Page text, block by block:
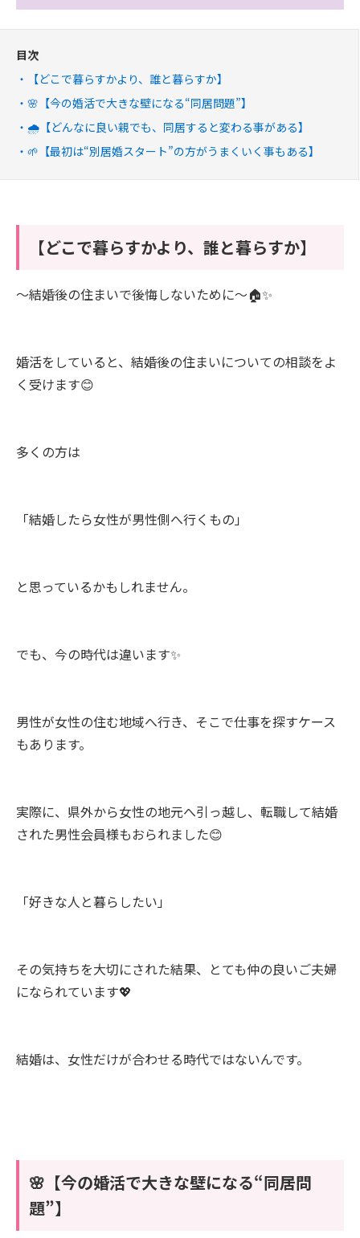
目次
【どこで暮らすかより、誰と暮らすか】
🌸【今の婚活で大きな壁になる“同居問題”】
🌧️【どんなに良い親でも、同居すると変わる事がある】
🌱【最初は“別居婚スタート”の方がうまくいく事もある】
【どこで暮らすかより、誰と暮らすか】
～結婚後の住まいで後悔しないために～🏠✨
婚活をしていると、結婚後の住まいについての相談をよ
く受けます😊
多くの方は
「結婚したら女性が男性側へ行くもの」
と思っているかもしれません。
でも、今の時代は違います✨
男性が女性の住む地域へ行き、そこで仕事を探すケース
もあります。
実際に、県外から女性の地元へ引っ越し、転職して結婚
された男性会員様もおられました😊
「好きな人と暮らしたい」
その気持ちを大切にされた結果、とても仲の良いご夫婦
になられています💖
結婚は、女性だけが合わせる時代ではないんです。
🌸【今の婚活で大きな壁になる“同居問
題”】